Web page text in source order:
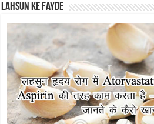
Lahsun ke fayde